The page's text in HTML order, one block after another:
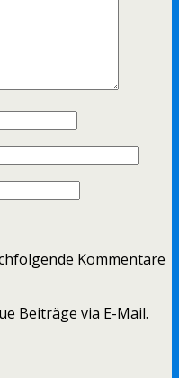
Kommentare
Beiträge via E-Mail.